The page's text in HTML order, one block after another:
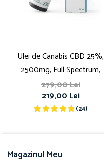
Ulei de Canabis CBD 25%,
2500mg, Full Spectrum,
Premium, 10ml
279,00 Lei
219,00 Lei
(24)
Magazinul Meu